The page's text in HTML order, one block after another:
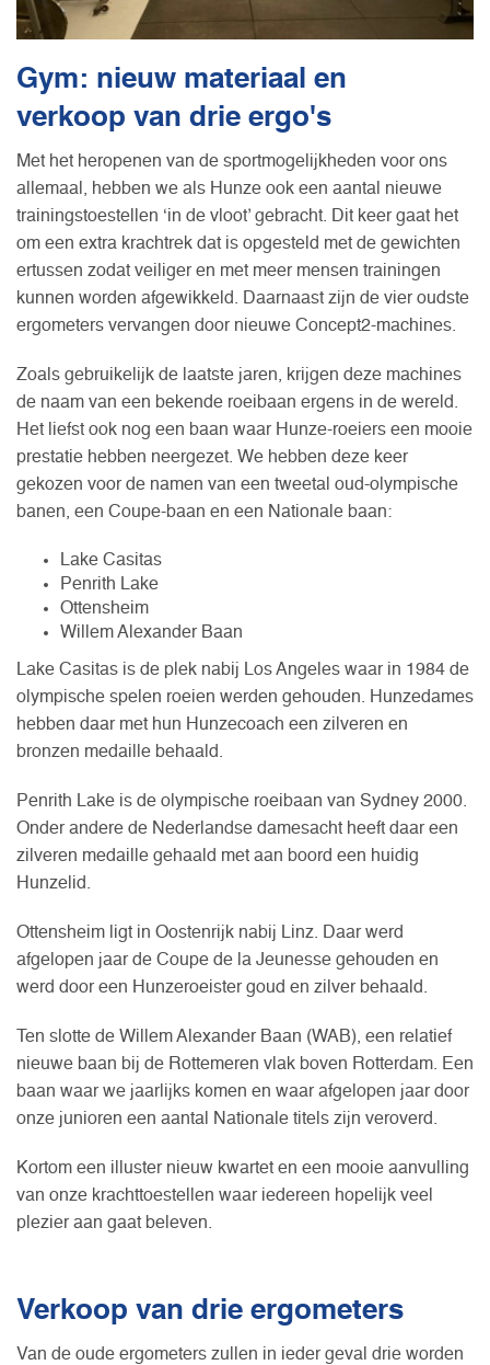
Gym: nieuw materiaal en
verkoop van drie ergo's
Met het heropenen van de sportmogelijkheden voor ons
allemaal, hebben we als Hunze ook een aantal nieuwe
trainingstoestellen ‘in de vloot’ gebracht. Dit keer gaat het
om een extra krachtrek dat is opgesteld met de gewichten
ertussen zodat veiliger en met meer mensen trainingen
kunnen worden afgewikkeld. Daarnaast zijn de vier oudste
ergometers vervangen door nieuwe Concept2-machines.
Zoals gebruikelijk de laatste jaren, krijgen deze machines
de naam van een bekende roeibaan ergens in de wereld.
Het liefst ook nog een baan waar Hunze-roeiers een mooie
prestatie hebben neergezet. We hebben deze keer
gekozen voor de namen van een tweetal oud-olympische
banen, een Coupe-baan en een Nationale baan:
Lake Casitas
Penrith Lake
Ottensheim
Willem Alexander Baan
Lake Casitas is de plek nabij Los Angeles waar in 1984 de
olympische spelen roeien werden gehouden. Hunzedames
hebben daar met hun Hunzecoach een zilveren en
bronzen medaille behaald.
Penrith Lake is de olympische roeibaan van Sydney 2000.
Onder andere de Nederlandse damesacht heeft daar een
zilveren medaille gehaald met aan boord een huidig
Hunzelid.
Ottensheim ligt in Oostenrijk nabij Linz. Daar werd
afgelopen jaar de Coupe de la Jeunesse gehouden en
werd door een Hunzeroeister goud en zilver behaald.
Ten slotte de Willem Alexander Baan (WAB), een relatief
nieuwe baan bij de Rottemeren vlak boven Rotterdam. Een
baan waar we jaarlijks komen en waar afgelopen jaar door
onze junioren een aantal Nationale titels zijn veroverd.
Kortom een illuster nieuw kwartet en een mooie aanvulling
van onze krachttoestellen waar iedereen hopelijk veel
plezier aan gaat beleven.
Verkoop van drie ergometers
Van de oude ergometers zullen in ieder geval drie worden